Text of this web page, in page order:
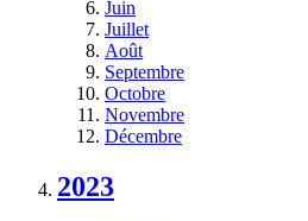
Juin
Juillet
Août
Septembre
Octobre
Novembre
Décembre
2023